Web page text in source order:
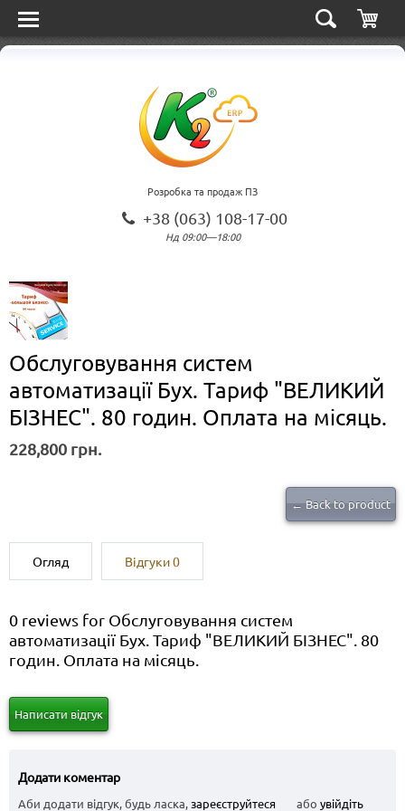
Розробка та продаж ПЗ
+38 (063) 108-17-00
Нд 09:00—18:00
Обслуговування систем
автоматизації Бух. Тариф "ВЕЛИКИЙ
БІЗНЕС". 80 годин. Оплата на місяць.
228,800 грн.
← Back to product
Огляд Відгуки0
0 reviews for Обслуговування систем
автоматизації Бух. Тариф "ВЕЛИКИЙ БІЗНЕС". 80
годин. Оплата на місяць.
Написати відгук
Додати коментар
Аби додати відгук, будь ласка,зареєструйтеся або увійдіть